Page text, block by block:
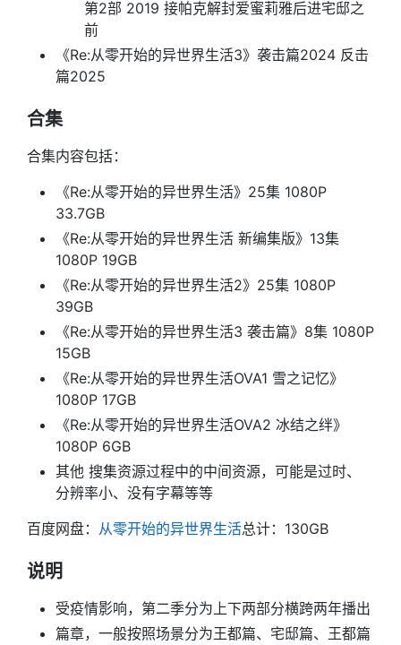
第2部 2019 接帕克解封爱蜜莉雅后进宅邸之
前
《Re:从零开始的异世界生活3》袭击篇2024 反击
篇2025
合集
合集内容包括：
《Re:从零开始的异世界生活》25集 1080P
33.7GB
《Re:从零开始的异世界生活 新编集版》13集
1080P 19GB
《Re:从零开始的异世界生活2》25集 1080P
39GB
《Re:从零开始的异世界生活3 袭击篇》8集 1080P
15GB
《Re:从零开始的异世界生活OVA1 雪之记忆》
1080P 17GB
《Re:从零开始的异世界生活OVA2 冰结之绊》
1080P 6GB
其他 搜集资源过程中的中间资源，可能是过时、
分辨率小、没有字幕等等
百度网盘： 从零开始的异世界生活总计：130GB
说明
受疫情影响，第二季分为上下两部分横跨两年播出
篇章，一般按照场景分为王都篇、宅邸篇、王都篇